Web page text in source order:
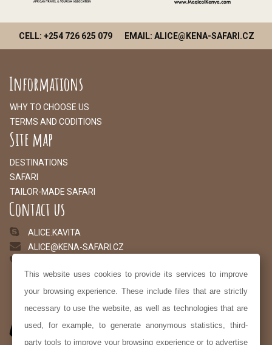
CELL: +254 726 625 079 EMAIL: ALICE@KENA-SAFARI.CZ
Informations
WHY TO CHOOSE US
TERMS AND CODITIONS
Site map
DESTINATIONS
SAFARI
TAILOR-MADE SAFARI
Contact us
ALICE.KAVITA
ALICE@KENA-SAFARI.CZ
This website uses cookies to provide its services to improve
your browsing experience. These include files that are strictly
necessary to use the website, as well as technologies that are
used, for example, to generate anonymous statistics, third-
party tools to improve your browsing experience or to advertise